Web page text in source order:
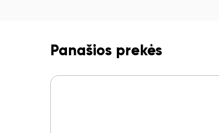
Panašios prekės